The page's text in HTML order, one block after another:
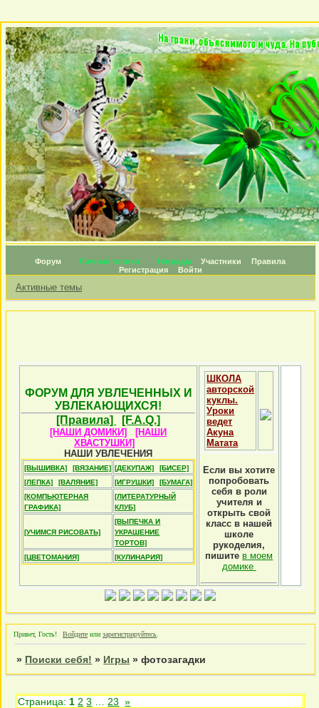
Форум Личные топики Награды Участники
Правила
Регистрация
Войти
Активные темы
ФОРУМ ДЛЯ УВЛЕЧЕННЫХ И
УВЛЕКАЮЩИХСЯ!
[Правила]
[F.A.Q.]
[НАШИ ДОМИКИ]
[НАШИ
ХВАСТУШКИ]
НАШИ УВЛЕЧЕНИЯ
[ВЫШИВКА] [ВЯЗАНИЕ] [ДЕКУПАЖ]
[БИСЕР]
[ЛЕПКА]
[ВАЛЯНИЕ] [ИГРУШКИ]
[БУМАГА]
[КОМПЬЮТЕРНАЯ
ГРАФИКА]
[ЛИТЕРАТУРНЫЙ
КЛУБ]
[УЧИМСЯ РИСОВАТЬ]
[ВЫПЕЧКА И
УКРАШЕНИЕ
ТОРТОВ]
[ЦВЕТОМАНИЯ]
[КУЛИНАРИЯ]
ШКОЛА
авторской
куклы.
Уроки
ведет
Акуна
Матата
Если вы хотите
попробовать
себя в роли
учителя и
открыть свой
класс в нашей
школе
рукоделия,
пишите в моем
домике
Привет, Гость! Войдите или зарегистрируйтесь
» Поиски себя! » Игры »фотозагадки
Страница: 1 2 3 23 »